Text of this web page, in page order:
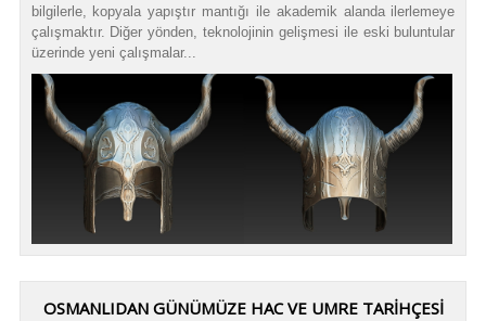
bilgilerle, kopyala yapıştır mantığı ile akademik alanda ilerlemeye
çalışmaktır. Diğer yönden, teknolojinin gelişmesi ile eski buluntular
üzerinde yeni çalışmalar...
OSMANLIDAN GÜNÜMÜZE HAC VE UMRE TARİHÇESİ